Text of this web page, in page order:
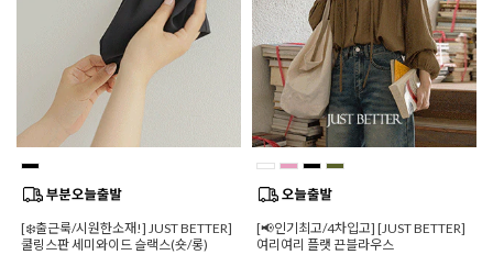
[❄️출근룩/시원한소재!] JUST BETTER]
쿨링스판 세미와이드 슬랙스(숏/롱)
[📢인기최고/4차입고] [JUST BETTER]
여리여리 플랫 끈블라우스